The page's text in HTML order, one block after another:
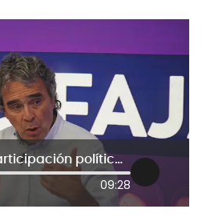
Fajardo por participación política de Petro: No respeta la Constitución ni la separación de poderes
09:28